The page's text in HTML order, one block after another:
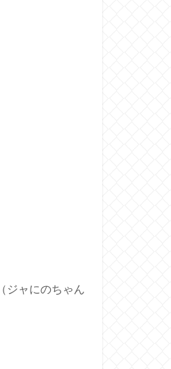
ジャにのちゃん